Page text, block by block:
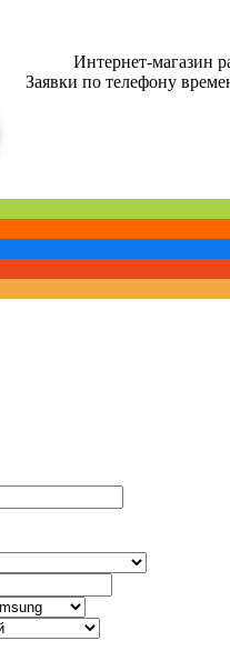
Интернет-магазин
Заявки по телефону